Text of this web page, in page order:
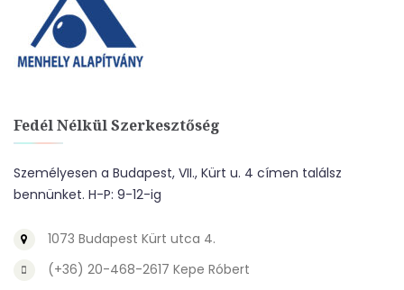
Fedél Nélkül Szerkesztőség
Személyesen a Budapest, VII., Kürt u. 4 címen találsz
bennünket. H-P: 9-12-ig
1073 Budapest Kürt utca 4.
(+36) 20-468-2617 Kepe Róbert